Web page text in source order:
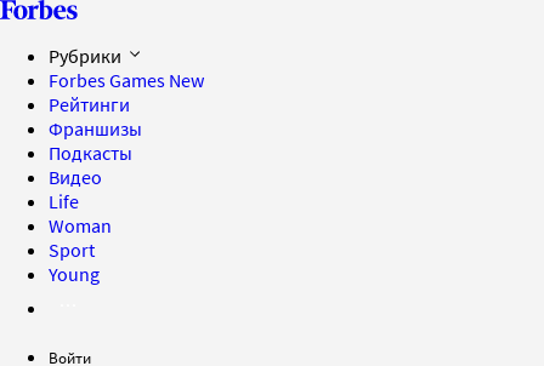
Рубрики
Forbes Games New
Рейтинги
Франшизы
Подкасты
Видео
Life
Woman
Sport
Young
Войти